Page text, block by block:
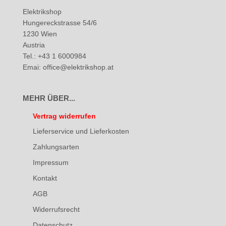
Elektrikshop
Hungereckstrasse 54/6
1230 Wien
Austria
Tel.: +43 1 6000984
Emai: office@elektrikshop.at
MEHR ÜBER...
Vertrag widerrufen
Lieferservice und Lieferkosten
Zahlungsarten
Impressum
Kontakt
AGB
Widerrufsrecht